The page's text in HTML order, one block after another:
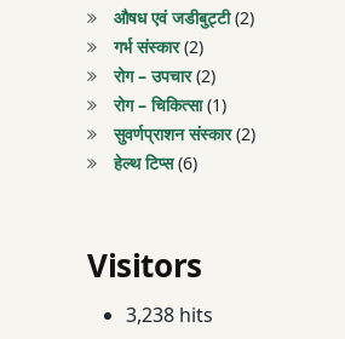
औषध एवं जडीबुट्टी(2)
गर्भ संस्कार(2)
रोग – उपचार(2)
रोग – चिकित्सा(1)
सुवर्णप्राशन संस्कार(2)
हेल्थ टिप्स(6)
Visitors
3,238 hits